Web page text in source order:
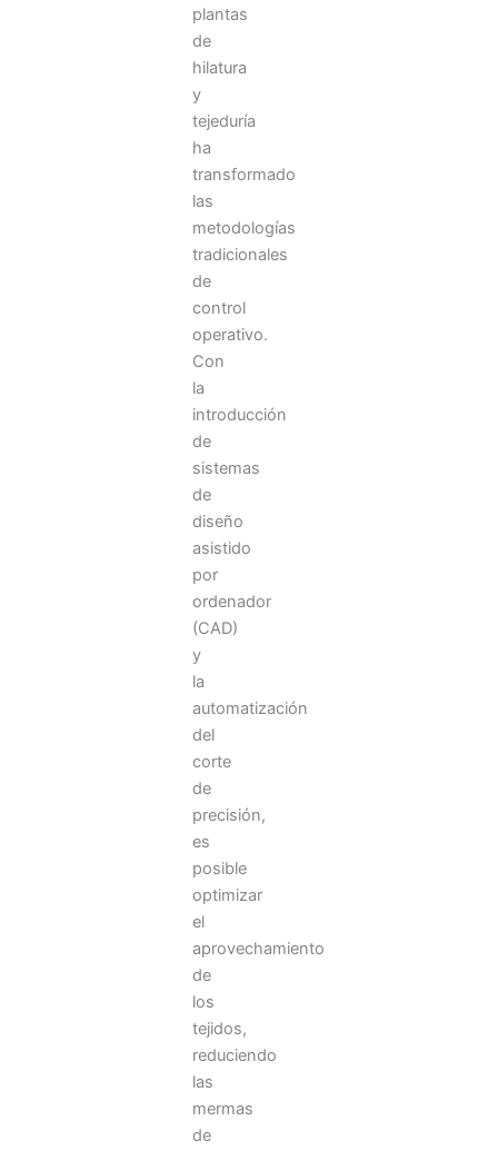
plantas
de
hilatura
y
tejeduría
ha
transformado
las
metodologías
tradicionales
de
control
operativo.
Con
la
introducción
de
sistemas
de
diseño
asistido
por
ordenador
(CAD)
y
la
automatización
del
corte
de
precisión,
es
posible
optimizar
el
aprovechamiento
de
los
tejidos,
reduciendo
las
mermas
de